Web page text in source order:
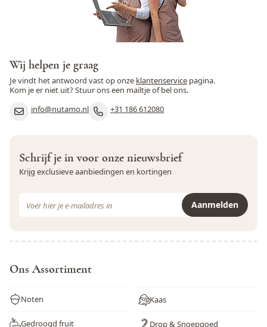
Wij helpen je graag
Je vindt het antwoord vast op onze klantenservice pagina.
Kom je er niet uit? Stuur ons een mailtje of bel ons.
info@nutamo.nl
+31 186 612080
Schrijf je in voor onze nieuwsbrief
Krijg exclusieve aanbiedingen en kortingen
Aanmelden
Ons Assortiment
Noten
Gedroogd fruit
Kaas
Drop & Snoepgoed